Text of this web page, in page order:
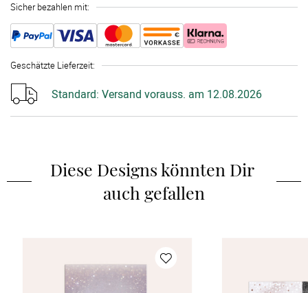
Sicher bezahlen mit:
Geschätzte Lieferzeit:
Standard: Versand vorauss. am 12.08.2026
Diese Designs könnten Dir
auch gefallen